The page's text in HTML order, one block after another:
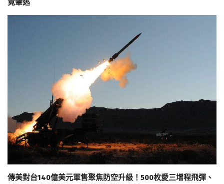
傳美對台140億美元軍售聚焦防空升級！500枚愛三增程飛彈、